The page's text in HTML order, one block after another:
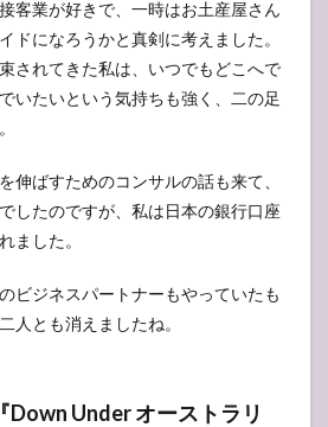
客業が好きで、一時はお土産屋さん
ドになろうかと真剣に考えました。
されてきた私は、いつでもどこへで
いたいという気持ちも強く、二の足
伸ばすためのコンサルの話も来て、
したのですが、私は日本の銀行口座
ました。
ビジネスパートナーもやっていたも
人とも消えましたね。
Down Under オーストラリ